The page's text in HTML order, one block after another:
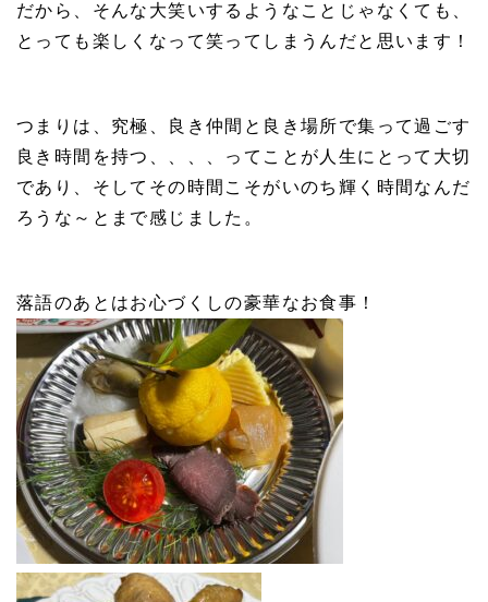
だから、そんな大笑いするようなことじゃなくても、
とっても楽しくなって笑ってしまうんだと思います！
つまりは、究極、良き仲間と良き場所で集って過ごす
良き時間を持つ、、、、ってことが人生にとって大切
であり、そしてその時間こそがいのち輝く時間なんだ
ろうな～とまで感じました。
落語のあとはお心づくしの豪華なお食事！